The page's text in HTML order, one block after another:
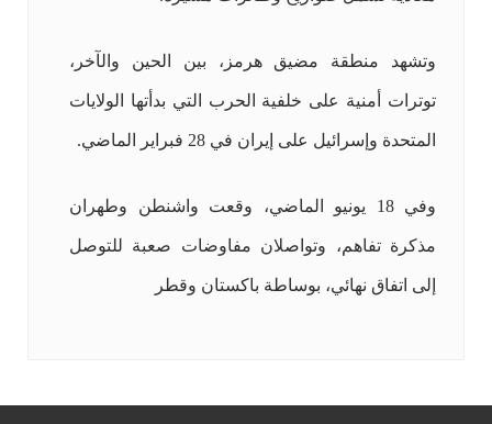
وتشهد منطقة مضيق هرمز، بين الحين والآخر،
توترات أمنية على خلفية الحرب التي بدأتها الولايات
المتحدة وإسرائيل على إيران في 28 فبراير الماضي.
وفي 18 يونيو الماضي، وقعت واشنطن وطهران
مذكرة تفاهم، وتواصلان مفاوضات صعبة للتوصل
إلى اتفاق نهائي، بوساطة باكستان وقطر